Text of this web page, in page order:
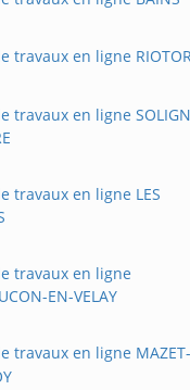
travaux en ligne
travaux en ligne
travaux en ligne LES
travaux en ligne
EN-VELAY
travaux en ligne MAZET-